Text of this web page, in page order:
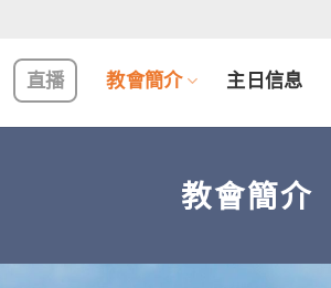
直播 教會簡介 主日信息
教會簡介